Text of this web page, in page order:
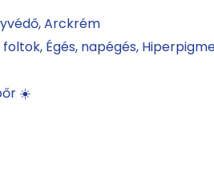
Arckrém
foltok Égés, napégés
☀️